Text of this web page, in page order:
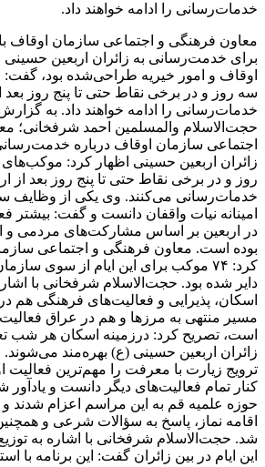
خدمات‌رسانی را ادامه خواهند داد.
برای خدمت‌رسانی به زائران اربعین
اوقاف و امور خیریه طراحی‌شده بود،
سه روز و در برخی نقاط حتی تا پنج روز بعد
خدمات‌رسانی را ادامه خواهند داد. به گزارش
حجت‌الاسلام والمسلمین احمد شرفخانی؛
اجتماعی سازمان اوقاف درباره
زائران اربعین حسینی اظهار کرد:
روز و در برخی نقاط حتی تا پنج روز بعد از
خدمات‌رسانی می‌کنند. وی یکی از وظایف
امینانه نیات واقفان دانست و گفت: بیشتر
در اربعین بر اساس مشارکت‌های مردمی و
بوده است. معاون فرهنگی و اجتماعی
کرد: ۷۴ موکب برای این ایام از سوی
دایر ‌شده بود. حجت‌الاسلام شرفخانی با
اسکان، پذیرایی و فعالیت‌های فرهنگی هم
مسیر منتهی به مرزها و هم در عراق
است، تصریح کرد: درزمینه اسکان هر شب
زائران اربعین حسینی (ع) بهره‌مند
ترویج زیارت با معرفت را مهم‌ترین فعالیت
حوزه علمیه قم به این مراسم اعزام شدند و
اقامه نماز، پاسخ به سؤالات شرعی و
شد. حجت‌الاسلام شرفخانی با اشاره به
این ایام در بین زائران گفت: این برنامه با